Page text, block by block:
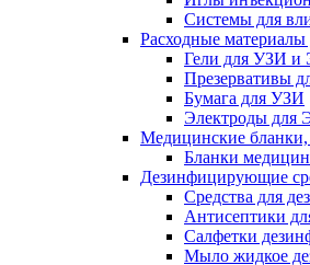
Системы для
Расходные
Гели для УЗИ и
Презервативы
Бумага для УЗИ
Электроды для
Медицинские
Бланки
Дезинфицирующие
Средства для
Антисептики
Салфетки
Мыло жидкое